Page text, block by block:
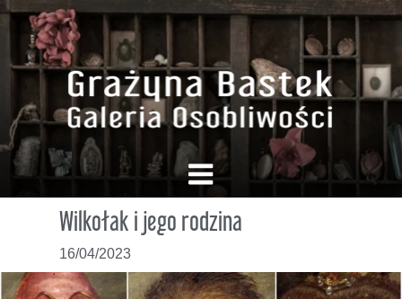
16/04/2023
Wilkołak i jego rodzina